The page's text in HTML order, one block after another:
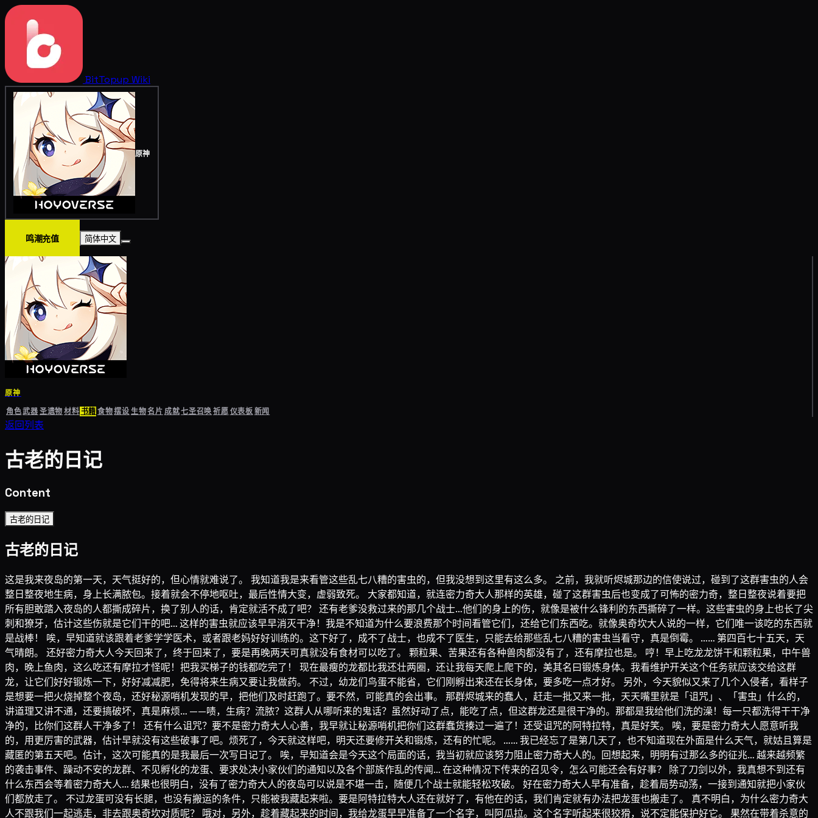
BitTopup Wiki
原神
鸣潮充值 简体中文
原神
角色武器圣遗物材料书籍食物摆设生物名片成就七圣召唤祈愿仪表板新闻
返回列表
古老的日记
Content
古老的日记
古老的日记
这是我来夜岛的第一天，天气挺好的，但心情就难说了。 我知道我是来看管这些乱七八糟的害虫的，但我没想到这里有这么多。 之前，我就听烬城那边的信使说过，碰到了这群害虫的人会
整日整夜地生病，身上长满脓包。接着就会不停地呕吐，最后性情大变，虚弱致死。 大家都知道，就连密力奇大人那样的英雄，碰了这群害虫后也变成了可怖的密力奇，整日整夜说着要把
所有胆敢踏入夜岛的人都撕成碎片，换了别人的话，肯定就活不成了吧？ 还有老爹没救过来的那几个战士…他们的身上的伤，就像是被什么锋利的东西撕碎了一样。这些害虫的身上也长了尖
刺和獠牙，估计这些伤就是它们干的吧… 这样的害虫就应该早早消灭干净！我是不知道为什么要浪费那个时间看管它们，还给它们东西吃。就像奥奇坎大人说的一样，它们唯一该吃的东西就
是战棒！ 唉，早知道就该跟着老爹学学医术，或者跟老妈好好训练的。这下好了，成不了战士，也成不了医生，只能去给那些乱七八糟的害虫当看守，真是倒霉。 …… 第四百七十五天，天
气晴朗。 还好密力奇大人今天回来了，终于回来了，要是再晚两天可真就没有食材可以吃了。 颗粒果、苦果还有各种兽肉都没有了，还有摩拉也是。 哼！早上吃龙龙饼干和颗粒果，中午兽
肉，晚上鱼肉，这么吃还有摩拉才怪呢！把我买梯子的钱都吃完了！ 现在最瘦的龙都比我还壮两圈，还让我每天爬上爬下的，美其名曰锻炼身体。我看维护开关这个任务就应该交给这群
龙，让它们好好锻炼一下，好好减减肥，免得将来生病又要让我做药。 不过，幼龙们鸟蛋不能省，它们刚孵出来还在长身体，要多吃一点才好。 另外，今天貌似又来了几个入侵者，看样子
是想要一把火烧掉整个夜岛，还好秘源哨机发现的早，把他们及时赶跑了。要不然，可能真的会出事。 那群烬城来的蠢人，赶走一批又来一批，天天嘴里就是「诅咒」、「害虫」什么的，
讲道理又讲不通，还要搞破坏，真是麻烦… ——啧，生病？流脓？这群人从哪听来的鬼话？虽然好动了点，能吃了点，但这群龙还是很干净的。那都是我给他们洗的澡！每一只都洗得干干净
净的，比你们这群人干净多了！ 还有什么诅咒？要不是密力奇大人心善，我早就让秘源哨机把你们这群蠢货揍过一遍了！还受诅咒的阿特拉特，真是好笑。 唉，要是密力奇大人愿意听我
的，用更厉害的武器，估计早就没有这些破事了吧。烦死了，今天就这样吧，明天还要修开关和锻炼，还有的忙呢。 …… 我已经忘了是第几天了，也不知道现在外面是什么天气，就姑且算是
藏匿的第五天吧。估计，这次可能真的是我最后一次写日记了。 唉，早知道会是今天这个局面的话，我当初就应该努力阻止密力奇大人的。回想起来，明明有过那么多的征兆… 越来越频繁
的袭击事件、躁动不安的龙群、不见孵化的龙蛋、要求处决小家伙们的通知以及各个部族作乱的传闻… 在这种情况下传来的召见令，怎么可能还会有好事？ 除了刀剑以外，我真想不到还有
什么东西会等着密力奇大人… 结果也很明白，没有了密力奇大人的夜岛可以说是不堪一击，随便几个战士就能轻松攻破。 好在密力奇大人早有准备，趁着局势动荡，一接到通知就把小家伙
们都放走了。 不过龙蛋可没有长腿，也没有搬运的条件，只能被我藏起来啦。要是阿特拉特大人还在就好了，有他在的话，我们肯定就有办法把龙蛋也搬走了。 真不明白，为什么密力奇大
人不跟我们一起逃走，非去跟奥奇坎对质呢？ 哦对，另外，趁着藏起来的时间，我给龙蛋早早准备了一个名字，叫阿瓜拉。这个名字听起来很狡猾，说不定能保护好它。 果然在带着杀意的